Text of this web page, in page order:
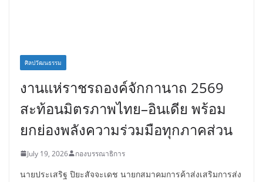
ศิลปวัฒนธรรม
งานแห่ราชรถองค์จักกานาถ 2569
สะท้อนมิตรภาพไทย–อินเดีย พร้อม
ยกย่องพลังความร่วมมือทุกภาคส่วน
July 19, 2026 กองบรรณาธิการ
นายประเสริฐ ปิยะสัจจะเดช นายกสมาคมการค้าส่งเสริมการส่ง